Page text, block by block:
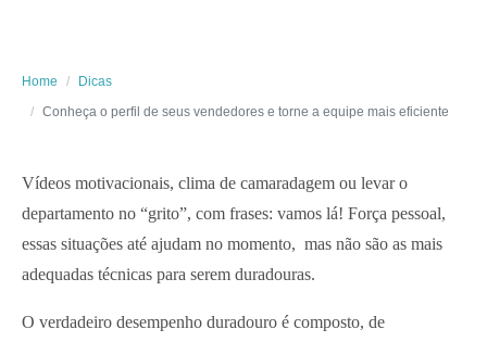
Home
Dicas
Conheça o perfil de seus vendedores e torne a equipe mais eficiente
Vídeos motivacionais, clima de camaradagem ou levar o
departamento no “grito”, com frases: vamos lá! Força pessoal,
essas situações até ajudam no momento, mas não são as mais
adequadas técnicas para serem duradouras.
O verdadeiro desempenho duradouro é composto, de